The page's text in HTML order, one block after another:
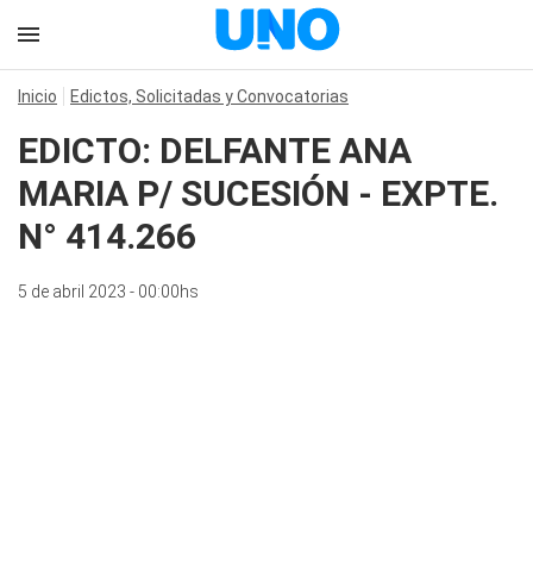
Inicio Edictos, Solicitadas y Convocatorias
EDICTO: DELFANTE ANA
MARIA P/ SUCESIÓN - EXPTE.
N° 414.266
5 de abril 2023 - 00:00hs